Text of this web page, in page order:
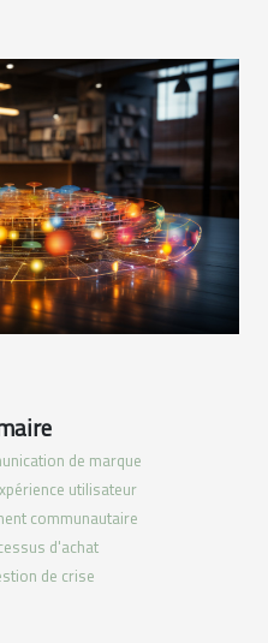
de marque
utilisateur
communautaire
d'achat
de crise